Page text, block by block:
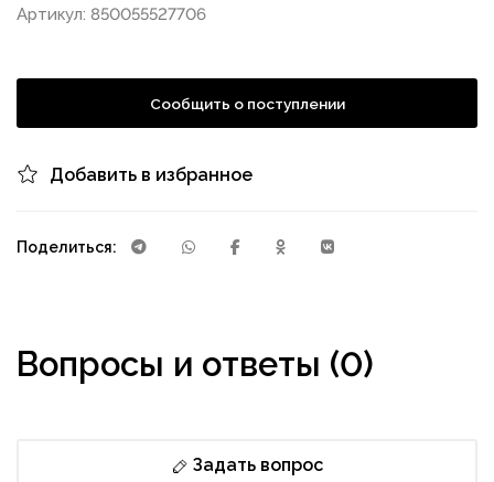
Артикул: 850055527706
Сообщить о поступлении
Добавить в избранное
Поделиться:
Вопросы и ответы (0)
Задать вопрос